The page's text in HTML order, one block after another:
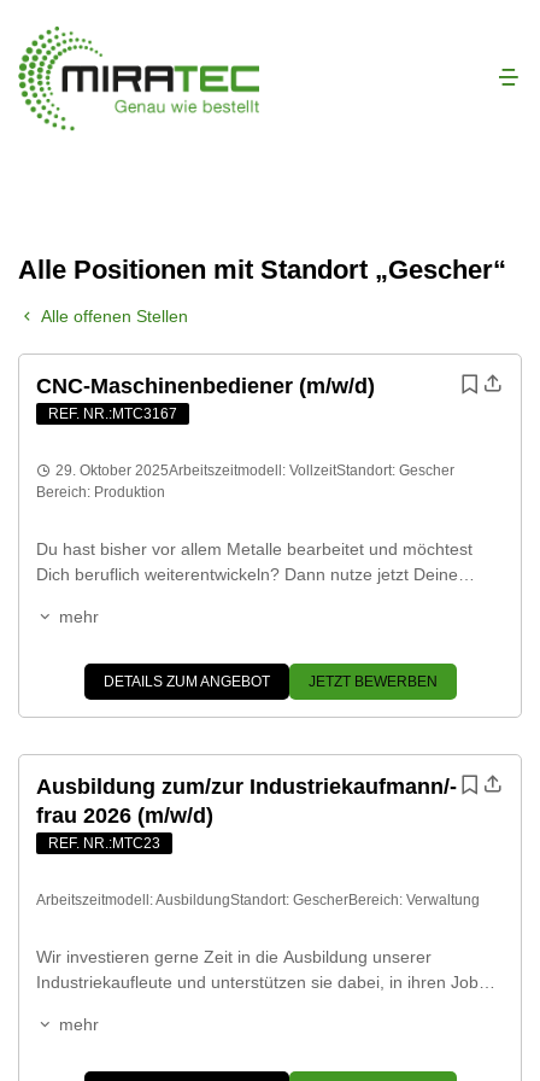
Alle Positionen mit Standort „Gescher“
Alle offenen Stellen
CNC-Maschinenbediener (m/w/d)
REF. NR.:MTC3167
Du hast bisher vor allem Metalle bearbeitet und möchtest
Dich beruflich weiterentwickeln? Dann nutze jetzt Deine
gründliche Einarbeitung in die Kunststoffverarbeitung –
bearbeiten. Werde Teil eines jungen, expandierenden und
modernen Unternehmens, in dem Kunststoffbearbeitung
mehr
29. Oktober 2025Arbeitszeitmodell: VollzeitStandort: Gescher
Bereich: Produktion
DETAILS ZUM ANGEBOT JETZT BEWERBEN
Ausbildung zum/zur Industriekaufmann/-
frau 2026 (m/w/d)
REF. NR.:MTC23
Wir investieren gerne Zeit in die Ausbildung unserer
Industriekaufleute und unterstützen sie dabei, in ihren Job
dich weiterentwickeln kannst und lernst selbständig zu
mehr
Arbeitszeitmodell:AusbildungStandort: GescherBereich: Verwaltung